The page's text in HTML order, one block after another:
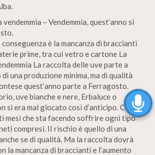
– Vendemmia, quest’anno si
è la mancanza di braccianti
prime, tra cui vetro e cartone La
La raccolta delle uve parte a
una produzione minima, ma di qualità
quest’anno parte a Ferragosto.
uve bianche e nere, Erbaluce o
si era mal giocato così d’anticipo. Colpa
mesi che sta facendo soffrire ogni tipo
compresi. II rischio è quello di una
se di qualità. Ma la raccolta dovrà
la mancanza di braccianti e l’aumento